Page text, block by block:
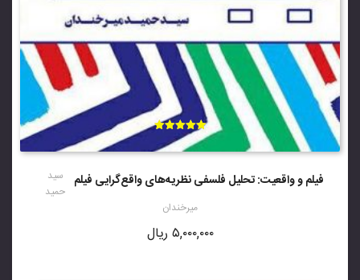
فیلم و واقعیت: تحلیل فلسفی نظریه‌های واقع‌گرایی فیلم
سید
حمید
میرخندان
امتیاز
5.00
از 5
۵,۰۰۰,۰۰۰ ریال